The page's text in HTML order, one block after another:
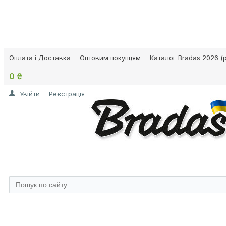
Оплата і Доставка Оптовим покупцям Каталог Bradas 2026
0 ₴
Увійти Реєстрація